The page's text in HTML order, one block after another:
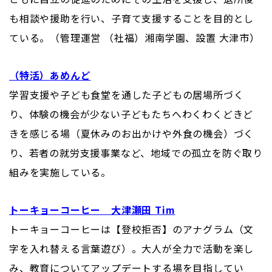
も相談や援助を行い、子育て支援することを目的とし
ている。（管理運営 （社福）湘南学園、設置 大津市）
（特活）あめんど
学習支援や子ども食堂を通した子どもの居場所づく
り、体験の機会が少ない子どもたちへわくわくどきど
きを感じる場（夏休みのお出かけや外食の機会）づく
り、若者の就労支援事業など、地域での孤立を防ぐ取り
組みを実施している。
トーキョーコーヒー 大津瀬田 Tim
トーキョーコーヒーは【登校拒否】のアナグラム（文
字を入れ替える言葉遊び）。大人が全力で活動を楽し
み、教育についてアップデートする場を目指してい